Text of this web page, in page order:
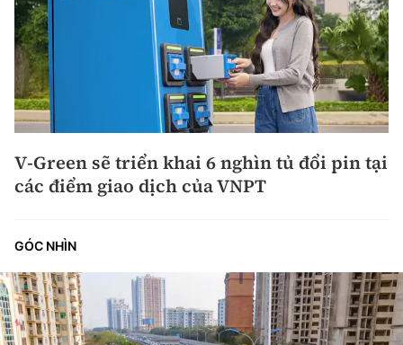
V-Green sẽ triển khai 6 nghìn tủ đổi pin tại
các điểm giao dịch của VNPT
GÓC NHÌN